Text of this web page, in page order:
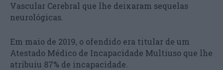
Vascular Cerebral que lhe deixaram sequelas
neurológicas.
Em maio de 2019, o ofendido era titular de um
Atestado Médico de Incapacidade Multiuso que lhe
atribuiu 87% de incapacidade.